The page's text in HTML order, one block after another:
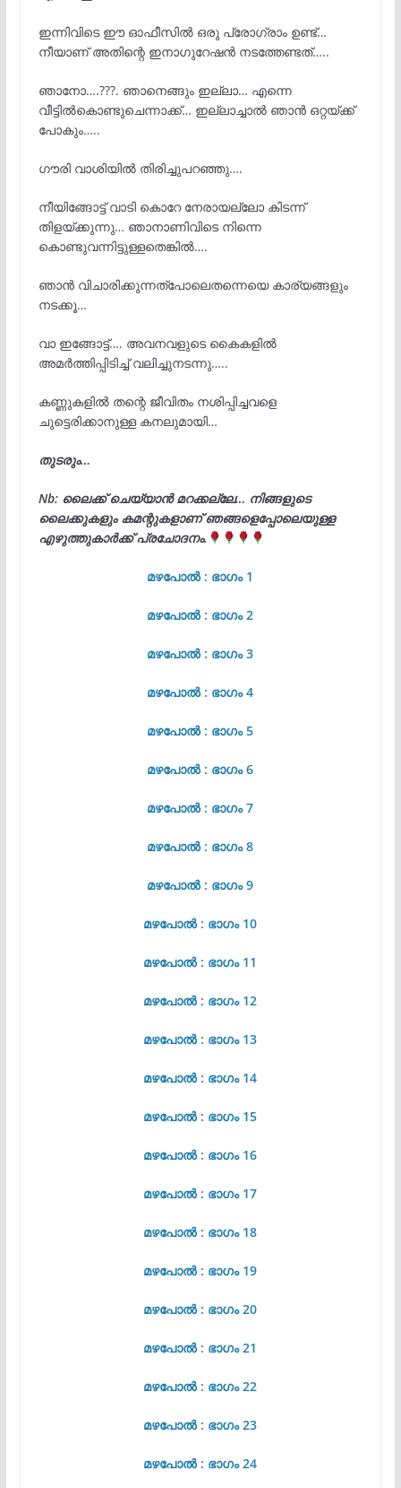
ഇന്നിവിടെ ഈ ഓഫീസിൽ ഒരു പ്രോഗ്രാം ഉണ്ട്…
നീയാണ് അതിന്റെ ഇനാഗുറേഷൻ നടത്തേണ്ടത്…..
ഞാനോ….???. ഞാനെങ്ങും ഇല്ലാ… എന്നെ
വീട്ടിൽകൊണ്ടുചെന്നാക്ക്… ഇല്ലാച്ചാൽ ഞാൻ ഒറ്റയ്ക്ക്
പോകും…..
ഗൗരി വാശിയിൽ തിരിച്ചുപറഞ്ഞു….
നീയിങ്ങോട്ട് വാടി കൊറേ നേരായല്ലോ കിടന്ന്
തിളയ്ക്കുന്നു… ഞാനാണിവിടെ നിന്നെ
കൊണ്ടുവന്നിട്ടുള്ളതെങ്കിൽ….
ഞാൻ വിചാരിക്കുന്നത്പോലെതന്നെയെ കാര്യങ്ങളും
നടക്കൂ…
വാ ഇങ്ങോട്ട്…. അവനവളുടെ കൈകളിൽ
അമർത്തിപ്പിടിച്ച് വലിച്ചുനടന്നു…..
കണ്ണുകളിൽ തന്റെ ജീവിതം നശിപ്പിച്ചവളെ
ചുട്ടെരിക്കാനുള്ള കനലുമായി…
തുടരും…
Nb: ലൈക്ക് ചെയ്യാൻ മറക്കല്ലേ… നിങ്ങളുടെ
ലൈക്കുകളും കമന്റുകളാണ് ഞങ്ങളെപ്പോലെയുള്ള
എഴുത്തുകാർക്ക് പ്രചോദനം.
മഴപോൽ : ഭാഗം 1
മഴപോൽ : ഭാഗം 2
മഴപോൽ : ഭാഗം 3
മഴപോൽ : ഭാഗം 4
മഴപോൽ : ഭാഗം 5
മഴപോൽ : ഭാഗം 6
മഴപോൽ : ഭാഗം 7
മഴപോൽ : ഭാഗം 8
മഴപോൽ : ഭാഗം 9
മഴപോൽ : ഭാഗം 10
മഴപോൽ : ഭാഗം 11
മഴപോൽ : ഭാഗം 12
മഴപോൽ : ഭാഗം 13
മഴപോൽ : ഭാഗം 14
മഴപോൽ : ഭാഗം 15
മഴപോൽ : ഭാഗം 16
മഴപോൽ : ഭാഗം 17
മഴപോൽ : ഭാഗം 18
മഴപോൽ : ഭാഗം 19
മഴപോൽ : ഭാഗം 20
മഴപോൽ : ഭാഗം 21
മഴപോൽ : ഭാഗം 22
മഴപോൽ : ഭാഗം 23
മഴപോൽ : ഭാഗം 24